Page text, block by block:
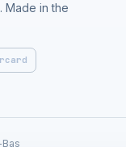
Made in the